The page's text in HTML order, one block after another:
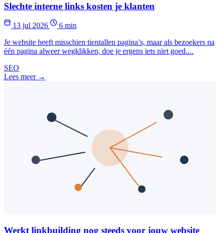
Slechte interne links kosten je klanten
13 jul 2026
6 min
Je website heeft misschien tientallen pagina’s, maar als bezoekers na
één pagina alweer wegklikken, doe je ergens iets niet goed....
SEO
Lees meer →
Werkt linkbuilding nog steeds voor jouw website